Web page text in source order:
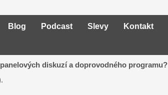
Blog Podcast Slevy Kontakt
diskuzí a doprovodného programu?